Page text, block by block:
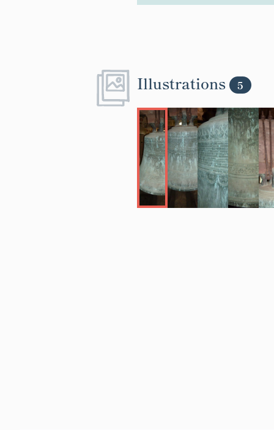
Illustrations 5